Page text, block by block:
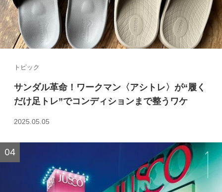
トピック
サンダル革命！ワークマン〈アシトレ〉が“履く
だけ足トレ”でコンディションまで整うワケ
2025.05.05